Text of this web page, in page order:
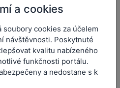
a cookies
soubory cookies za účelem
návštěvnosti. Poskytnuté
kvalitu nabízeného
funkčnosti portálu.
a nedostane s k